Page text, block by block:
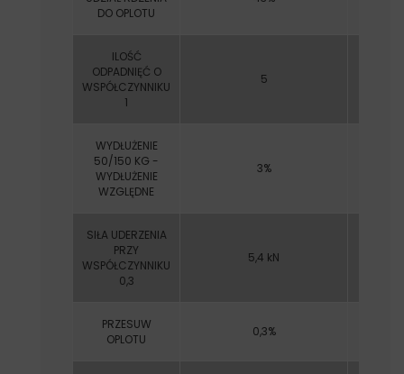
DO OPLOTU
ILOŚĆ
ODPADNIĘĆ O
WSPÓŁCZYNNIKU
1
5
WYDŁUŻENIE
50/150 KG -
WYDŁUŻENIE
WZGLĘDNE
3%
SIŁA UDERZENIA
PRZY
WSPÓŁCZYNNIKU
0,3
5,4 kN
PRZESUW
OPLOTU
0,3%